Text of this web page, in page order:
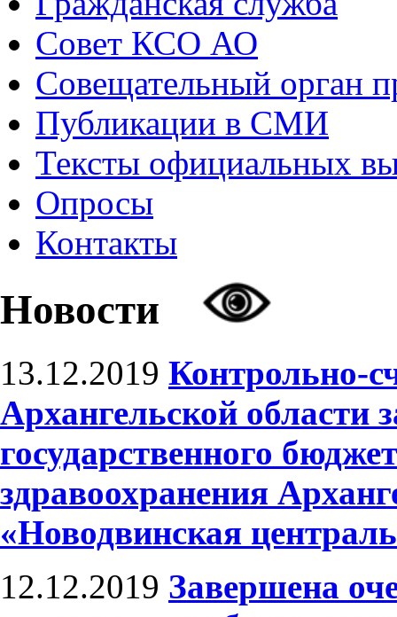
Совет КСО АО
Совещательный орган
Публикации в СМИ
Тексты официальных
Опросы
Контакты
Новости
13.12.2019 Контрольно-
Архангельской области
государственного
здравоохранения
«Новодвинская
12.12.2019 Завершена